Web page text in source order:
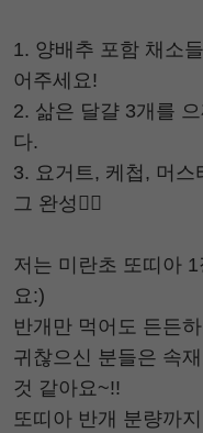
1. 양배추 포함 채소
어주세요!
2. 삶은 달걀 3개를
다.
3. 요거트, 케첩, 머스
그 완성👍🏻
저는 미란초 또띠아
요:)
반개만 먹어도 든든
귀찮으신 분들은 속
것 같아요~!!
또띠아 반개 분량까